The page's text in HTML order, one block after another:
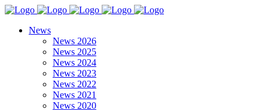
News
News 2026
News 2025
News 2024
News 2023
News 2022
News 2021
News 2020